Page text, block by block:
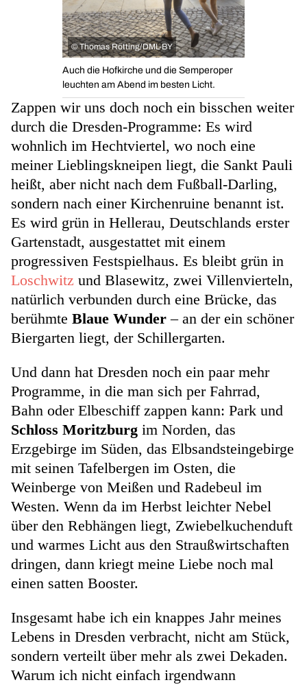
© Thomas Rötting/DML-BY
Auch die Hofkirche und die Semperoper
leuchten am Abend im besten Licht.
Zappen wir uns doch noch ein bisschen weiter
durch die Dresden-Programme: Es wird
wohnlich im Hechtviertel, wo noch eine
meiner Lieblingskneipen liegt, die Sankt Pauli
heißt, aber nicht nach dem Fußball-Darling,
sondern nach einer Kirchenruine benannt ist.
Es wird grün in Hellerau, Deutschlands erster
Gartenstadt, ausgestattet mit einem
progressiven Festspielhaus. Es bleibt grün in
Loschwitz und Blasewitz, zwei Villenvierteln,
natürlich verbunden durch eine Brücke, das
berühmte Blaue Wunder– an der ein schöner
Biergarten liegt, der Schillergarten.
Und dann hat Dresden noch ein paar mehr
Programme, in die man sich per Fahrrad,
Bahn oder Elbeschiff zappen kann: Park und
Schloss Moritzburg im Norden, das
Erzgebirge im Süden, das Elbsandsteingebirge
mit seinen Tafelbergen im Osten, die
Weinberge von Meißen und Radebeul im
Westen. Wenn da im Herbst leichter Nebel
über den Rebhängen liegt, Zwiebelkuchenduft
und warmes Licht aus den Straußwirtschaften
dringen, dann kriegt meine Liebe noch mal
einen satten Booster.
Insgesamt habe ich ein knappes Jahr meines
Lebens in Dresden verbracht, nicht am Stück,
sondern verteilt über mehr als zwei Dekaden.
Warum ich nicht einfach irgendwann